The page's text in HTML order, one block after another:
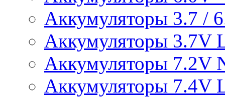
Аккумуляторы 3.7 /
Аккумуляторы 3.7V
Аккумуляторы 7.2V
Аккумуляторы 7.4V